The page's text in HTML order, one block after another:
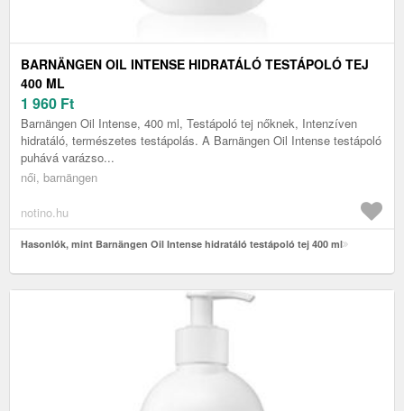
BARNÄNGEN OIL INTENSE HIDRATÁLÓ TESTÁPOLÓ TEJ
400 ML
1 960 Ft
Barnängen Oil Intense, 400 ml, Testápoló tej nőknek, Intenzíven
hidratáló, természetes testápolás. A Barnängen Oil Intense testápoló
puhává varázso...
női, barnängen
notino.hu
Hasonlók, mint Barnängen Oil Intense hidratáló testápoló tej 400 ml